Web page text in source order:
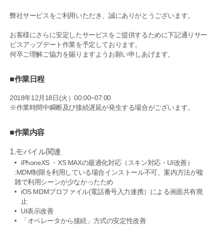
弊社サービスをご利用いただき、誠にありがとうございます。
お客様にさらに安定したサービスをご提供するために下記通りサー
ビスアップデート作業を予定しております。
何卒ご理解ご協力を賜りますようお願い申しあげます。
■作業日程
2018年12月18日(火）00:00~07:00
※作業時間中瞬断及び接続遅延が発生する場合がございます。
■作業内容
1.モバイル関連
iPhoneXS ・XS MAXの最適化対応（スキン対応・UI改善）
:MDM制限を利用している場合インストール不可、案内方法が複
雑で利用シーンが少なかったため
iOS MDMプロファイル(電話番号入力連携）による画面共有廃
止
UI表示改善
「オペレータから接続」方式の安定性改善